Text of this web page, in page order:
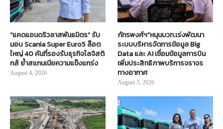
“แคดแอนดริวลาสพันธมิตร” รับ
มอบ Scania Super Euro5 ล็อต
ใหญ่ 40 คันที่รองรับธุรกิจโลจิสติ
กส์ ย้ำสแกนเนียความแข็งแกร่ง
August 4, 2026
ภัทรพงศ์ฯ”หนุนบวท.เร่งพัฒนา
ระบบบริหารจัดการข้อมูล Big
Data และ AI เชื่อมข้อมูลการบิน
เพิ่มประสิทธิภาพบริการจราจร
ทางอากาศ
August 3, 2026